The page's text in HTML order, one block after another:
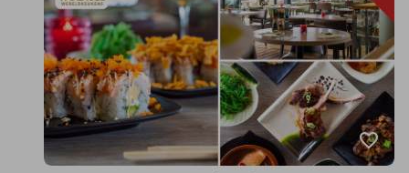
favorite_border